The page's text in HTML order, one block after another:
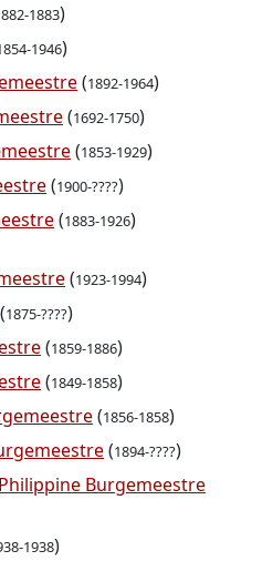
1883)
1946)
(1892-1964)
(1692-1750)
(1853-1929)
(1900-????)
(1883-1926)
(1923-1994)
(1875-????)
(1859-1886)
(1849-1858)
(1856-1858)
(1894-????)
Burgemeestre
1938)